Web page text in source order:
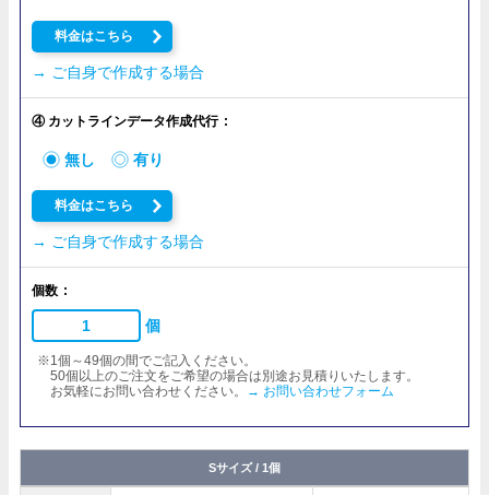
料金はこちら
→ ご自身で作成する場合
④ カットラインデータ作成代行
無し 有り
料金はこちら
→ ご自身で作成する場合
個数
個
※1個～49個の間でご記入ください。
50個以上のご注文をご希望の場合は別途お見積りいたします。
お気軽にお問い合わせください。
→ お問い合わせフォーム
Sサイズ / 1個